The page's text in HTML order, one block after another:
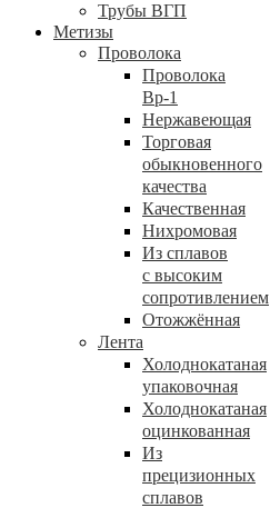
Трубы ВГП
Метизы
Проволока
Проволока
Вр-1
Нержавеющая
Торговая
обыкновенного
качества
Качественная
Нихромовая
Из сплавов
с высоким
сопротивлением
Отожжённая
Лента
Холоднокатаная
упаковочная
Холоднокатаная
оцинкованная
Из
прецизионных
сплавов